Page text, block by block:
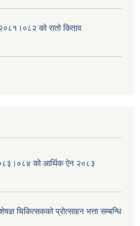
को रातो किताव
काे आर्थिक ऐन २०८३
चिकित्सकको प्रोत्साहन भत्ता सम्बन्धि